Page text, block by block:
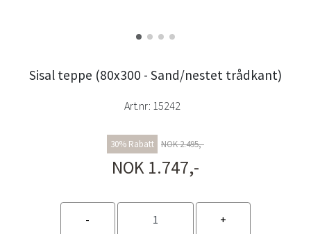
Sisal teppe (80x300 - Sand/nestet trådkant)
Art.nr: 15242
30% Rabatt NOK 2.495,-
NOK 1.747,-